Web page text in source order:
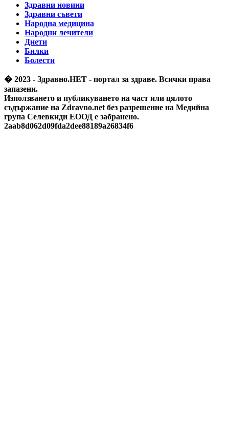
Здравни новини
Здравни съвети
Народна медицина
Народни лечители
Диети
Билки
Болести
� 2023 - Здравно.НЕТ - портал за здраве. Всички права
запазени.
Използването и публикуването на част или цялото
съдържание на Zdravno.net без разрешение на Медийна
група Селевкиди ЕООД е забранено.
2aab8d062d09fda2dee88189a26834f6